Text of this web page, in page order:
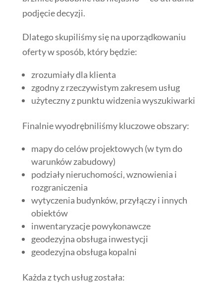
podjęcie decyzji.
Dlatego skupiliśmy się na uporządkowaniu
oferty w sposób, który będzie:
zrozumiały dla klienta
zgodny z rzeczywistym zakresem usług
użyteczny z punktu widzenia wyszukiwarki
Finalnie wyodrębniliśmy kluczowe obszary:
mapy do celów projektowych (w tym do
warunków zabudowy)
podziały nieruchomości, wznowienia i
rozgraniczenia
wytyczenia budynków, przyłączy i innych
obiektów
inwentaryzacje powykonawcze
geodezyjna obsługa inwestycji
geodezyjna obsługa kopalni
Każda z tych usług została: